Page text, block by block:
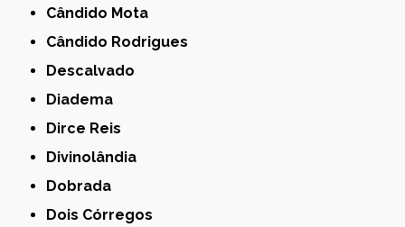
Cândido Mota
Cândido Rodrigues
Descalvado
Diadema
Dirce Reis
Divinolândia
Dobrada
Dois Córregos